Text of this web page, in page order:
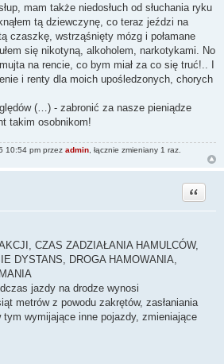
mam także niedosłuch od słuchania ryku
tą dziewczynę, co teraz jeździ na
czaszkę, wstrząśnięty mózg i połamane
się nikotyną, alkoholem, narkotykami. No
na rencie, co bym miał za co się truć!.. I
i renty dla moich upośledzonych, chorych
(…) - zabronić za nasze pieniądze
takim osobnikom!
10:54 pm przez admin , łącznie zmieniany 1 raz.
Cytuj
CZAS ZADZIAŁANIA HAMULCÓW,
DYSTANS, DROGA HAMOWANIA,
jazdy na drodze wynosi
metrów z powodu zakrętów, zasłaniania
wymijające inne pojazdy, zmieniające